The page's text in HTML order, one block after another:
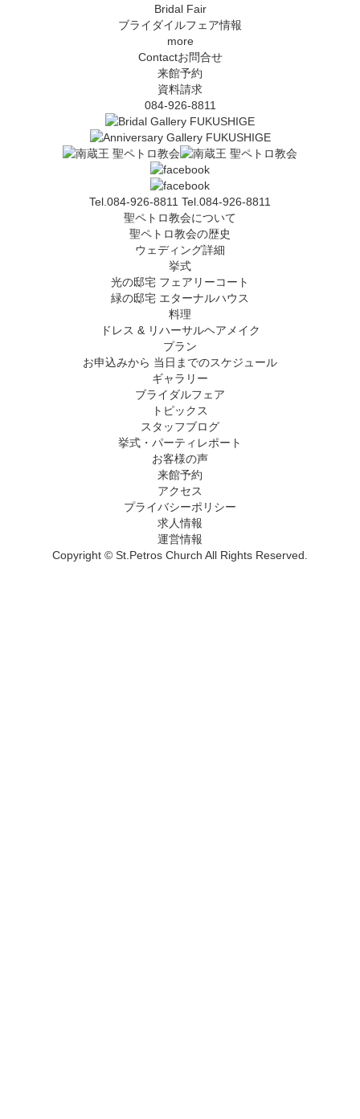
Bridal Fair
ブライダイルフェア情報
more
Contactお問合せ
来館予約
資料請求
084-926-8811
Tel.084-926-8811 Tel.084-926-8811
聖ペトロ教会について
聖ペトロ教会の歴史
ウェディング詳細
挙式
光の邸宅 フェアリーコート
緑の邸宅 エターナルハウス
料理
ドレス & リハーサルヘアメイク
プラン
お申込みから 当日までのスケジュール
ギャラリー
ブライダルフェア
トピックス
スタッフブログ
挙式・パーティレポート
お客様の声
来館予約
アクセス
プライバシーポリシー
求人情報
運営情報
Copyright © St.Petros Church All Rights Reserved.